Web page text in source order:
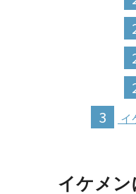
3 イ
イケメン